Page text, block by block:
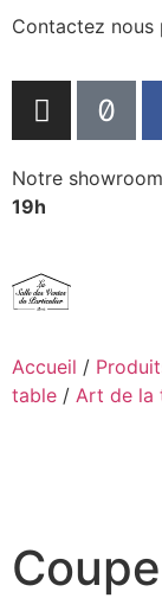
Contactez nous
Notre
19h
Accueil /
table / Art de la